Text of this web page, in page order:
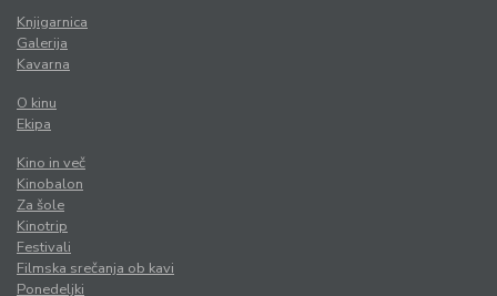
Knjigarnica
Galerija
Kavarna
O kinu
Ekipa
Kino in več
Kinobalon
Za šole
Kinotrip
Festivali
Filmska srečanja ob kavi
Ponedeljki